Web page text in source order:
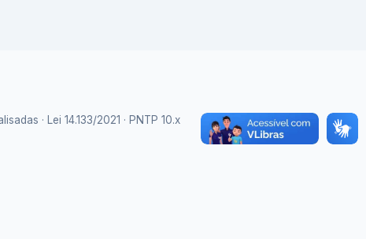
· Lei 14.133/2021 · PNTP 10.x